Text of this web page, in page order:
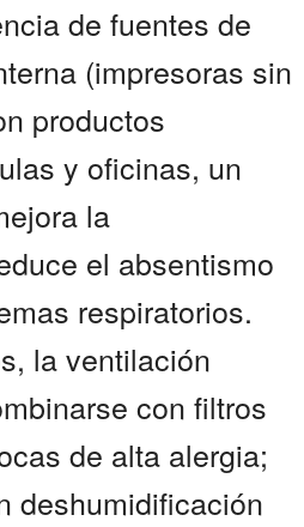
de fuentes de
(impresoras sin
productos
y oficinas, un
la
el absentismo
respiratorios.
la ventilación
con filtros
de alta alergia;
deshumidificación